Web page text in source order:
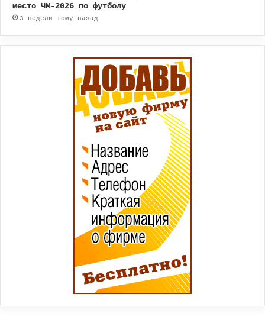
место ЧМ-2026 по футболу
3 недели тому назад